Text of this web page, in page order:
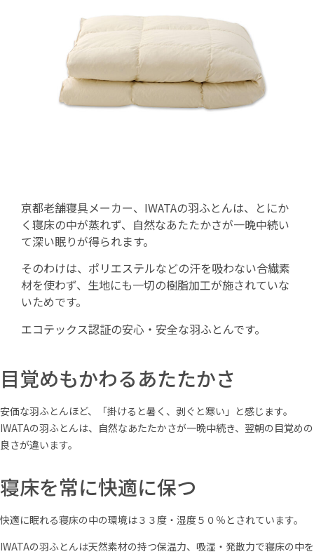
京都老舗寝具メーカー、IWATAの羽ふとんは、とにか
く寝床の中が蒸れず、自然なあたたかさが一晩中続い
て深い眠りが得られます。
そのわけは、ポリエステルなどの汗を吸わない合繊素
材を使わず、生地にも一切の樹脂加工が施されていな
いためです。
エコテックス認証の安心・安全な羽ふとんです。
目覚めもかわるあたたかさ
安価な羽ふとんほど、「掛けると暑く、剥ぐと寒い」と感じます。
IWATAの羽ふとんは、自然なあたたかさが一晩中続き、翌朝の目覚めの
良さが違います。
寝床を常に快適に保つ
快適に眠れる寝床の中の環境は３３度・湿度５０％とされています。
IWATAの羽ふとんは天然素材の持つ保温力、吸湿・発散力で寝床の中を